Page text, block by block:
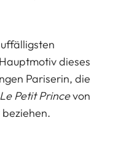
dieses
Pariserin, die
Le Petit Princevon